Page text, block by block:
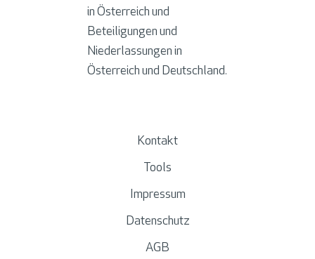
in Österreich und
Beteiligungen und
Niederlassungen in
Österreich und Deutschland.
Kontakt
Tools
Impressum
Datenschutz
AGB